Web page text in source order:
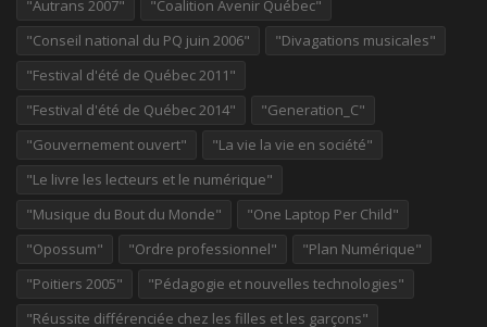
"Autrans 2007"
"Coalition Avenir Québec"
"Conseil national du PQ juin 2006"
"Divagations musicales"
"Festival d'été de Québec 2011"
"Festival d'été de Québec 2014"
"Generation_C"
"Gouvernement ouvert"
"La vie la vie en société"
"Le livre les lecteurs et le numérique"
"Musique du Bout du Monde"
"One Laptop Per Child"
"Opossum"
"Ordre professionnel"
"Plan Numérique"
"Poitiers 2005"
"Pédagogie et nouvelles technologies"
"Réussite différenciée chez les filles et les garçons"